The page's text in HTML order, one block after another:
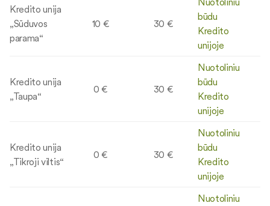
Kredito unija
„Sūduvos
parama“
10 € 30 €
būdu
Kredito
unijoje
Kredito unija
„Taupa“
0 € 30 €
Nuotoliniu
būdu
Kredito
unijoje
Kredito unija
„Tikroji viltis“
0 € 30 €
Nuotoliniu
būdu
Kredito
unijoje
Nuotoliniu